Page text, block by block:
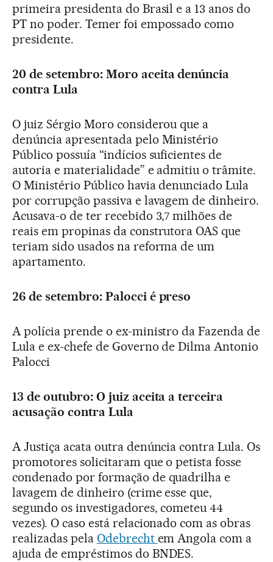
primeira presidenta do Brasil e a 13 anos do
PT no poder. Temer foi empossado como
presidente.
20 de setembro: Moro aceita denúncia
contra Lula
O juiz Sérgio Moro considerou que a
denúncia apresentada pelo Ministério
Público possuía “indícios suficientes de
autoria e materialidade” e admitiu o trâmite.
O Ministério Público havia denunciado Lula
por corrupção passiva e lavagem de dinheiro.
Acusava-o de ter recebido 3,7 milhões de
reais em propinas da construtora OAS que
teriam sido usados na reforma de um
apartamento.
26 de setembro: Palocci é preso
A polícia prende o ex-ministro da Fazenda de
Lula e ex-chefe de Governo de Dilma Antonio
Palocci
13 de outubro: O juiz aceita a terceira
acusação contra Lula
A Justiça acata outra denúncia contra Lula. Os
promotores solicitaram que o petista fosse
condenado por formação de quadrilha e
lavagem de dinheiro (crime esse que,
segundo os investigadores, cometeu 44
vezes). O caso está relacionado com as obras
realizadas pela Odebrecht em Angola com a
ajuda de empréstimos do BNDES.